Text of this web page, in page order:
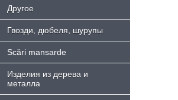
Другое
Гвозди, дюбеля, шурупы
Scări mansarde
Изделия из дерева и
металла